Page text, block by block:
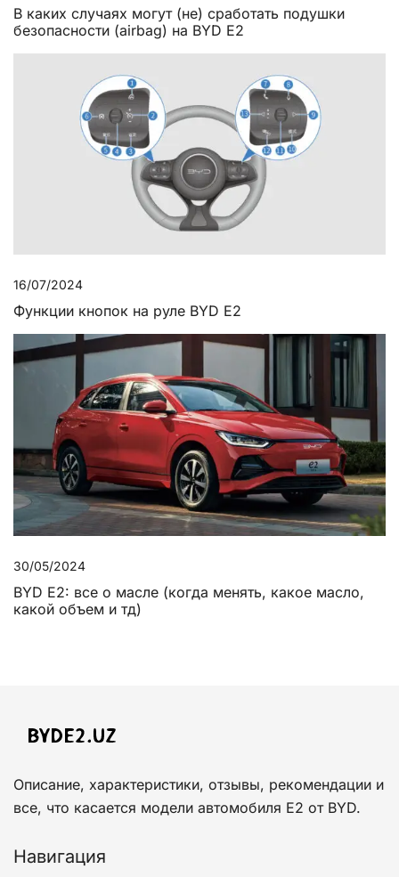
В каких случаях могут (не) сработать подушки
безопасности (airbag) на BYD E2
16/07/2024
Функции кнопок на руле BYD E2
30/05/2024
BYD E2: все о масле (когда менять, какое масло,
какой объем и тд)
Описание, характеристики, отзывы, рекомендации и
все, что касается модели автомобиля E2 от BYD.
Навигация